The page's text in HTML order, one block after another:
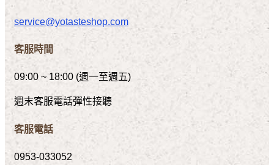
service@yotasteshop.com
客服時間
09:00 ~ 18:00 (週一至週五)
週末客服電話彈性接聽
客服電話
0953-033052